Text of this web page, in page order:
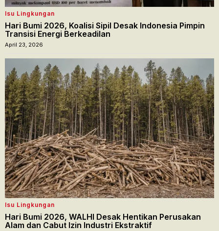
Isu Lingkungan
Hari Bumi 2026, Koalisi Sipil Desak Indonesia Pimpin
Transisi Energi Berkeadilan
April 23, 2026
Isu Lingkungan
Hari Bumi 2026, WALHI Desak Hentikan Perusakan
Alam dan Cabut Izin Industri Ekstraktif